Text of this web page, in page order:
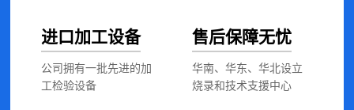
进口加工设备
公司拥有一批先进的加
工检验设备
售后保障无忧
华南、华东、华北设立
烧录和技术支援中心